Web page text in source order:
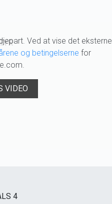
Ved at vise det eksterne
og betingelserne for
VIDEO
4